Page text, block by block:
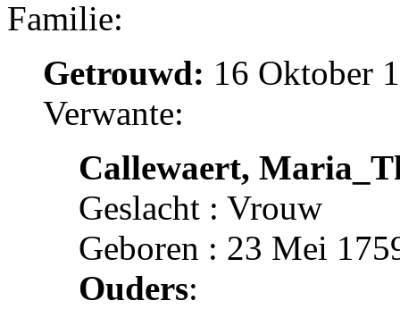
Familie:
Getrouwd: 16 Oktober
Verwante:
Callewaert,
Geslacht : Vrouw
Geboren : 23 Mei
Ouders: